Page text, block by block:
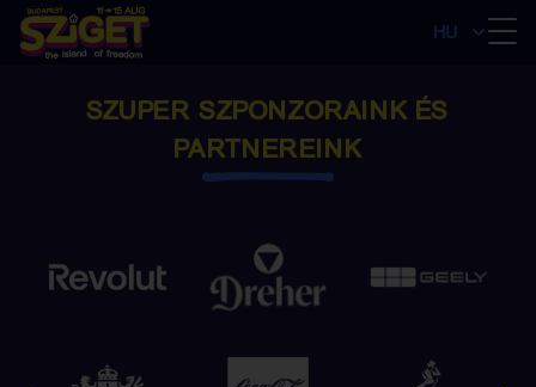
HU
SZUPER SZPONZORAINK ÉS
PARTNEREINK